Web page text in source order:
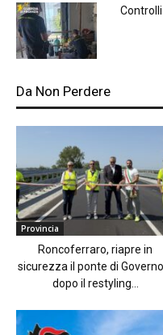
Da Non Perdere
Provincia
Roncoferraro, riapre in
sicurezza il ponte di
dopo il restyling...